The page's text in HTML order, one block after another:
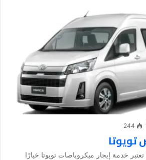
244
تويوتا
خدمة إيجار ميكروباصات تويوتا خيارًا